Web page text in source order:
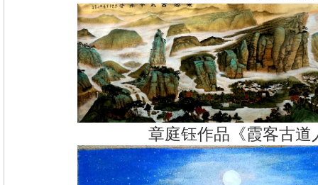
章庭钰作品《霞客古道